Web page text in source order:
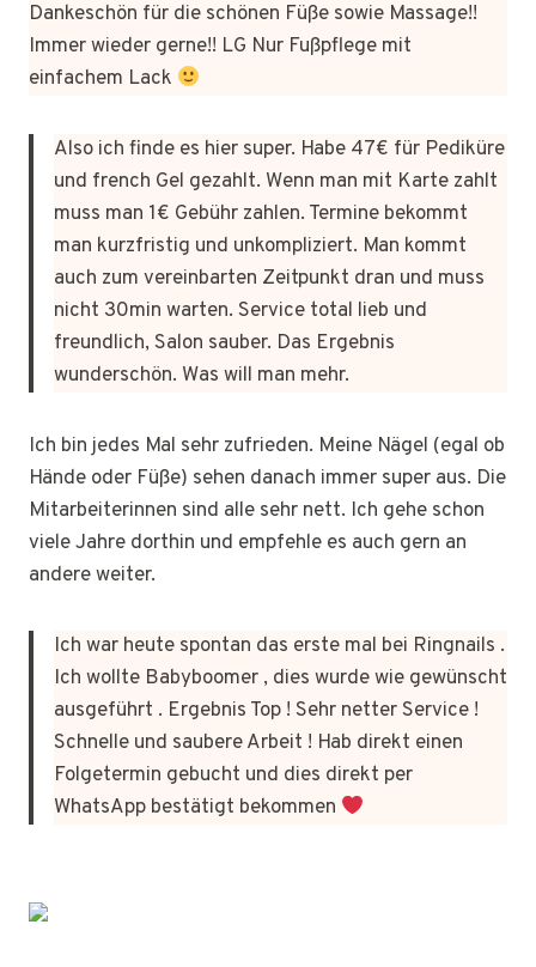
Dankeschön für die schönen Füße sowie Massage!!
Immer wieder gerne!! LG Nur Fußpflege mit
einfachem Lack
Also ich finde es hier super. Habe 47€ für Pediküre
und french Gel gezahlt. Wenn man mit Karte zahlt
muss man 1€ Gebühr zahlen. Termine bekommt
man kurzfristig und unkompliziert. Man kommt
auch zum vereinbarten Zeitpunkt dran und muss
nicht 30min warten. Service total lieb und
freundlich, Salon sauber. Das Ergebnis
wunderschön. Was will man mehr.
Ich bin jedes Mal sehr zufrieden. Meine Nägel (egal ob
Hände oder Füße) sehen danach immer super aus. Die
Mitarbeiterinnen sind alle sehr nett. Ich gehe schon
viele Jahre dorthin und empfehle es auch gern an
andere weiter.
Ich war heute spontan das erste mal bei Ringnails .
Ich wollte Babyboomer , dies wurde wie gewünscht
ausgeführt . Ergebnis Top ! Sehr netter Service !
Schnelle und saubere Arbeit ! Hab direkt einen
Folgetermin gebucht und dies direkt per
WhatsApp bestätigt bekommen